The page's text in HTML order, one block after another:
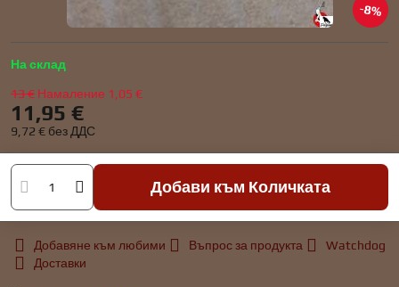
8%
На склад
13 € Намаление 1,05 €
11,95 €
9,72 € без ДДС
Добави към Количката
Добавяне към любими Въпрос за продукта
Watchdog
Доставки